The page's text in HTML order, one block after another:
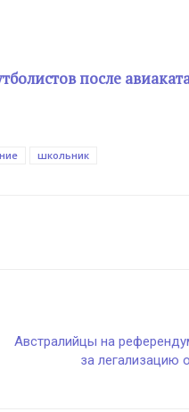
после
школьник
Австралийцы на
за легализацию